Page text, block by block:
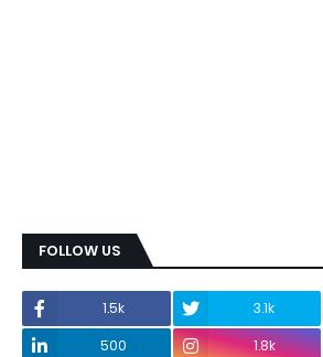
FOLLOW US
1.5k 3.1k
500
1.8k